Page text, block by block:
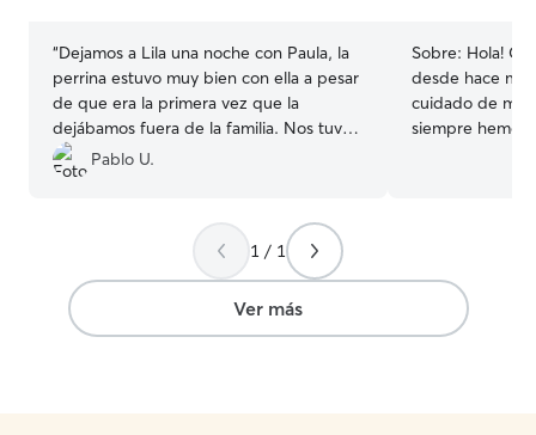
“Dejamos a Lila una noche con Paula, la
perrina estuvo muy bien con ella a pesar
de que era la primera vez que la
dejábamos fuera de la familia. Nos tuvo
informados con fotos y lo pasó en
grande con sus perros. Repetiremos!!
Pablo U.
Sobre: Hola!
desde hace
cuidado de
siempre hemos
de tu mascota.
tiempo en
con tu mascota
1 / 1
Ver más